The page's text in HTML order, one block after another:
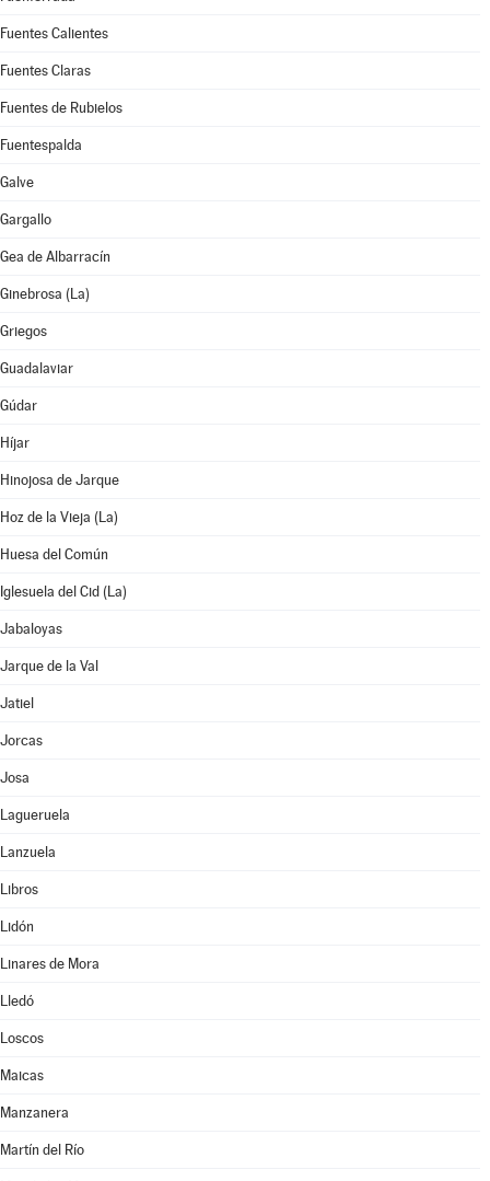
Fuentes Calientes
Fuentes Claras
Fuentes de Rubielos
Fuentespalda
Galve
Gargallo
Gea de Albarracín
Ginebrosa (La)
Griegos
Guadalaviar
Gúdar
Híjar
Hinojosa de Jarque
Hoz de la Vieja (La)
Huesa del Común
Iglesuela del Cid (La)
Jabaloyas
Jarque de la Val
Jatiel
Jorcas
Josa
Lagueruela
Lanzuela
Libros
Lidón
Linares de Mora
Lledó
Loscos
Maicas
Manzanera
Martín del Río